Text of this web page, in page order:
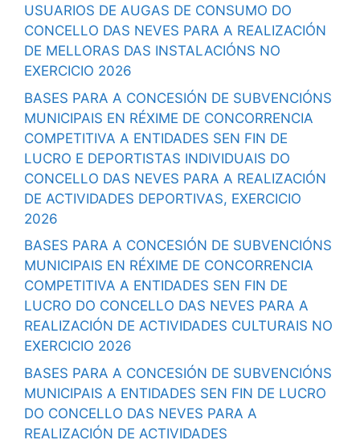
USUARIOS DE AUGAS DE CONSUMO DO
CONCELLO DAS NEVES PARA A REALIZACIÓN
DE MELLORAS DAS INSTALACIÓNS NO
EXERCICIO 2026
BASES PARA A CONCESIÓN DE SUBVENCIÓNS
MUNICIPAIS EN RÉXIME DE CONCORRENCIA
COMPETITIVA A ENTIDADES SEN FIN DE
LUCRO E DEPORTISTAS INDIVIDUAIS DO
CONCELLO DAS NEVES PARA A REALIZACIÓN
DE ACTIVIDADES DEPORTIVAS, EXERCICIO
2026
BASES PARA A CONCESIÓN DE SUBVENCIÓNS
MUNICIPAIS EN RÉXIME DE CONCORRENCIA
COMPETITIVA A ENTIDADES SEN FIN DE
LUCRO DO CONCELLO DAS NEVES PARA A
REALIZACIÓN DE ACTIVIDADES CULTURAIS NO
EXERCICIO 2026
BASES PARA A CONCESIÓN DE SUBVENCIÓNS
MUNICIPAIS A ENTIDADES SEN FIN DE LUCRO
DO CONCELLO DAS NEVES PARA A
REALIZACIÓN DE ACTIVIDADES